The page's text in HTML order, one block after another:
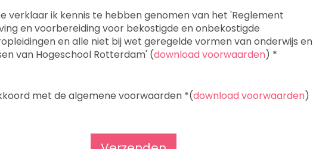
verklaar ik kennis te hebben genomen van het 'Reglement
en voorbereiding voor bekostigde en onbekostigde
en alle niet bij wet geregelde vormen van onderwijs en
van Hogeschool Rotterdam' (download voorwaarden) *
met de algemene voorwaarden *(download voorwaarden)